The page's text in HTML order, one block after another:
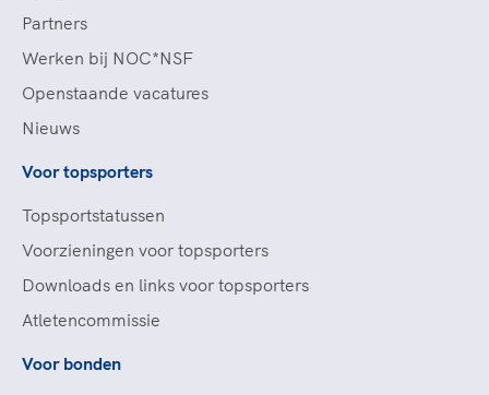
Partners
Werken bij NOC*NSF
Openstaande vacatures
Nieuws
Voor topsporters
Topsportstatussen
Voorzieningen voor topsporters
Downloads en links voor topsporters
Atletencommissie
Voor bonden